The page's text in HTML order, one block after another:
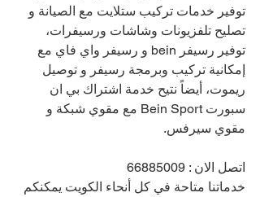
توفير خدمات تركيب ستلايت مع الصيانة و
تصليح تلفزيونات وشاشات ورسيفرات،
توفير رسيفر bein و رسيفر واي فاي مع
إمكانية تركيب وبرمجة رسيفر و توصيل
ريموت، أيضاً نتيح خدمة اشتراك بي ان
سبورت Bein Sport مع مقوي شبكة و
مقوي سيرفس.
اتصل الان : 66885009
خدماتنا متاحة في كل أنحاء الكويت يمكنكم